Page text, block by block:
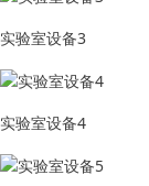
实验室设备3
实验室设备4